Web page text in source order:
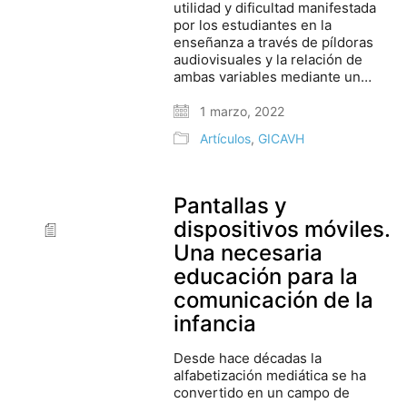
utilidad y dificultad manifestada
por los estudiantes en la
enseñanza a través de píldoras
audiovisuales y la relación de
ambas variables mediante un…
1 marzo, 2022
Artículos, GICAVH
Pantallas y
dispositivos móviles.
Una necesaria
educación para la
comunicación de la
infancia
Desde hace décadas la
alfabetización mediática se ha
convertido en un campo de